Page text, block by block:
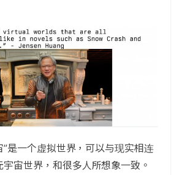
是一个虚拟世界，可以与现实相连
宙世界，和很多人所想象一致。